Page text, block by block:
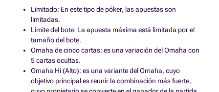
Limitado: En este tipo de póker, las apuestas son
limitadas.
Límite del bote: La apuesta máxima está limitada por el
tamaño del bote.
Omaha de cinco cartas: es una variación del Omaha con
5 cartas ocultas.
Omaha Hi (Alto): es una variante del Omaha, cuyo
objetivo principal es reunir la combinación más fuerte,